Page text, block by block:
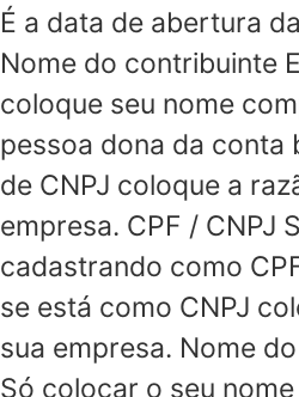
É a data de abertura
Nome do contribuinte
coloque seu nome
pessoa dona da conta
de CNPJ coloque a
empresa. CPF / CNPJ
cadastrando como
se está como CNPJ
sua empresa. Nome
Só colocar o seu